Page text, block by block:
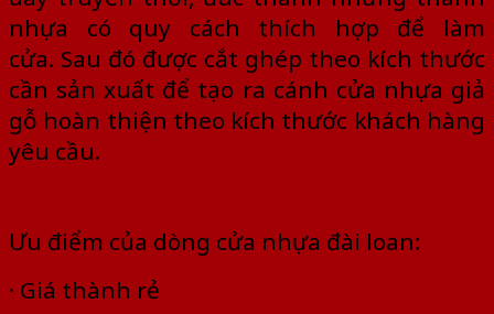
nhựa có quy cách thích hợp để làm
cửa. Sau đó được cắt ghép theo kích thước
cần sản xuất để tạo ra cánh cửa nhựa giả
gỗ hoàn thiện theo kích thước khách hàng
yêu cầu.
Ưu điểm của dòng cửa nhựa đài loan:
· Giá thành rẻ